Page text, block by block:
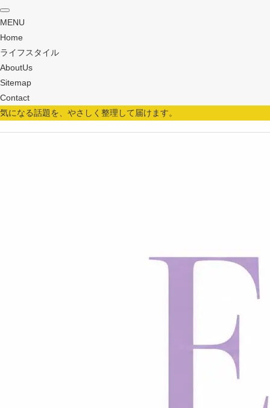
MENU
Home
ライフスタイル
AboutUs
Sitemap
Contact
気になる話題を、やさしく整理して届けます。